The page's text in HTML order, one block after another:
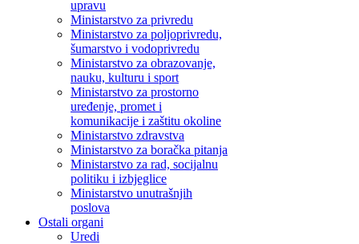
upravu
Ministarstvo za privredu
Ministarstvo za poljoprivredu,
šumarstvo i vodoprivredu
Ministarstvo za obrazovanje,
nauku, kulturu i sport
Ministarstvo za prostorno
uređenje, promet i
komunikacije i zaštitu okoline
Ministarstvo zdravstva
Ministarstvo za boračka pitanja
Ministarstvo za rad, socijalnu
politiku i izbjeglice
Ministarstvo unutrašnjih
poslova
Ostali organi
Uredi